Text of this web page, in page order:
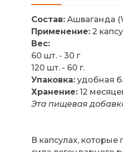
Состав: Ашваганда
Применение: 2
Вес:
60 шт. - 30 г
120 шт. - 60 г.
Упаковка: удобная
Хранение: 12
Эта пищевая
В капсулах,